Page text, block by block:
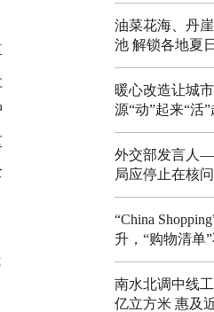
油菜花海、丹
池 解锁各地夏
暖心改造让城
源“动”起来“活
外交部发言人
局应停止在核
“China
升，“购物清单
南水北调中线
亿立方米 惠及